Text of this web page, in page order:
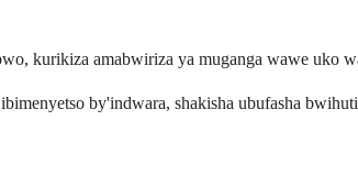
kurikiza amabwiriza ya muganga wawe uko
by'indwara, shakisha ubufasha